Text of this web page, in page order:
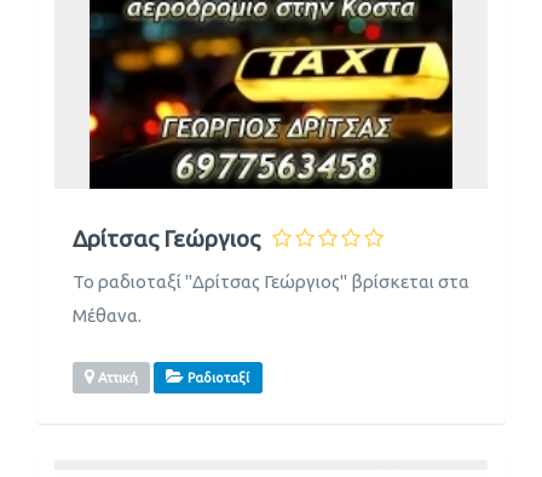
Δρίτσας Γεώργιος
Το ραδιοταξί "Δρίτσας Γεώργιος" βρίσκεται στα
Μέθανα.
Αττική Ραδιοταξί